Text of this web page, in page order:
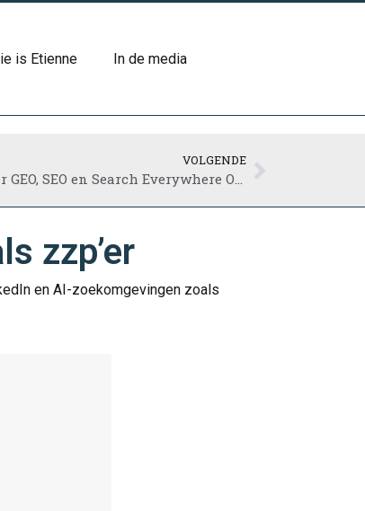
is Etienne In de media
VOLGENDE
Interview op Managementboek over GEO, SEO en Search Everywhere Optimization
zzp’er
en AI-zoekomgevingen zoals